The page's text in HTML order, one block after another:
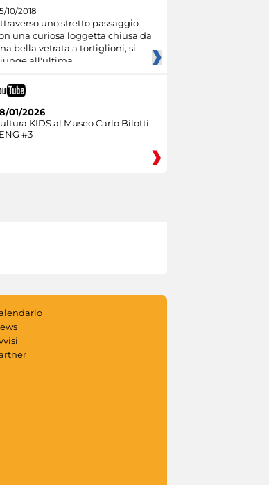
10/2018
uno stretto passaggio
una curiosa loggetta chiusa da
bella vetrata a tortiglioni, si
all'ultima
01/2026
KIDS al Museo Carlo Bilotti
#3